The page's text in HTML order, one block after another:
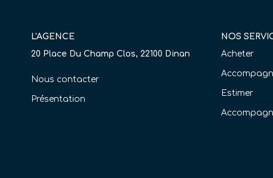
L'AGENCE
20 Place Du Champ Clos, 22100 Dinan
Nous contacter
Présentation
NOS
Acheter
Estimer